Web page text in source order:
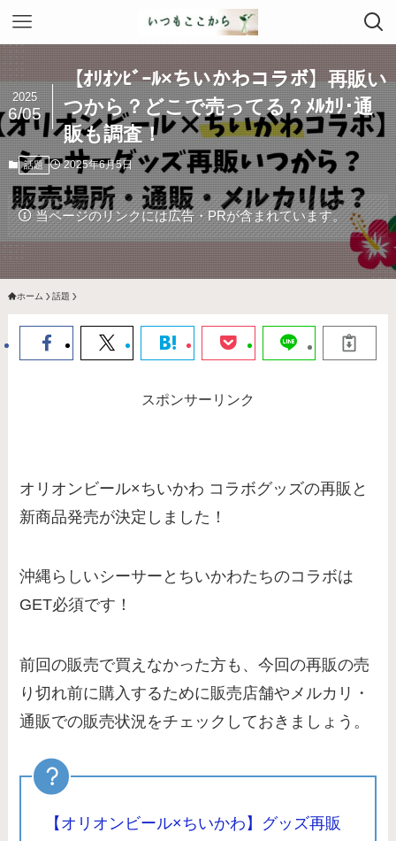
【ｵﾘｵﾝﾋﾞｰﾙ×ちいかわコラボ】再販い
つから？どこで売ってる？ﾒﾙｶﾘ･通
販も調査！
2025
6/05
話題 2025年6月5日
当ページのリンクには広告・PRが含まれています。
ホーム 話題
スポンサーリンク
オリオンビール×ちいかわ コラボグッズの再販と
新商品発売が決定しました！
沖縄らしいシーサーとちいかわたちのコラボは
GET必須です！
前回の販売で買えなかった方も、今回の再販の売
り切れ前に購入するために販売店舗やメルカリ・
通販での販売状況をチェックしておきましょう。
【オリオンビール×ちいかわ】グッズ再販